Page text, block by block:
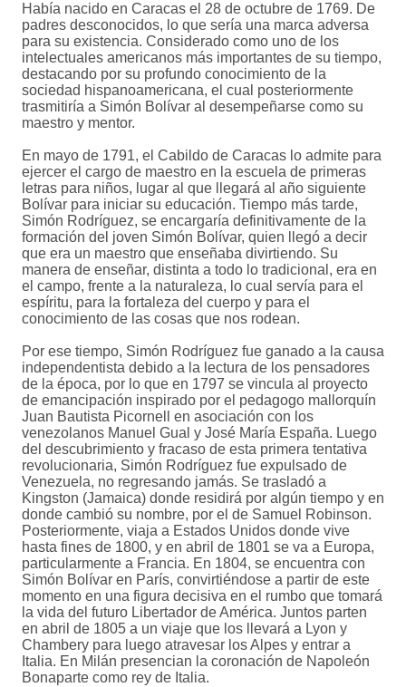
Había nacido en Caracas el 28 de octubre de 1769. De
padres desconocidos, lo que sería una marca adversa
para su existencia. Considerado como uno de los
intelectuales americanos más importantes de su tiempo,
destacando por su profundo conocimiento de la
sociedad hispanoamericana, el cual posteriormente
trasmitiría a Simón Bolívar al desempeñarse como su
maestro y mentor.
En mayo de 1791, el Cabildo de Caracas lo admite para
ejercer el cargo de maestro en la escuela de primeras
letras para niños, lugar al que llegará al año siguiente
Bolívar para iniciar su educación. Tiempo más tarde,
Simón Rodríguez, se encargaría definitivamente de la
formación del joven Simón Bolívar, quien llegó a decir
que era un maestro que enseñaba divirtiendo. Su
manera de enseñar, distinta a todo lo tradicional, era en
el campo, frente a la naturaleza, lo cual servía para el
espíritu, para la fortaleza del cuerpo y para el
conocimiento de las cosas que nos rodean.
Por ese tiempo, Simón Rodríguez fue ganado a la causa
independentista debido a la lectura de los pensadores
de la época, por lo que en 1797 se vincula al proyecto
de emancipación inspirado por el pedagogo mallorquín
Juan Bautista Picornell en asociación con los
venezolanos Manuel Gual y José María España. Luego
del descubrimiento y fracaso de esta primera tentativa
revolucionaria, Simón Rodríguez fue expulsado de
Venezuela, no regresando jamás. Se trasladó a
Kingston (Jamaica) donde residirá por algún tiempo y en
donde cambió su nombre, por el de Samuel Robinson.
Posteriormente, viaja a Estados Unidos donde vive
hasta fines de 1800, y en abril de 1801 se va a Europa,
particularmente a Francia. En 1804, se encuentra con
Simón Bolívar en París, convirtiéndose a partir de este
momento en una figura decisiva en el rumbo que tomará
la vida del futuro Libertador de América. Juntos parten
en abril de 1805 a un viaje que los llevará a Lyon y
Chambery para luego atravesar los Alpes y entrar a
Italia. En Milán presencian la coronación de Napoleón
Bonaparte como rey de Italia.